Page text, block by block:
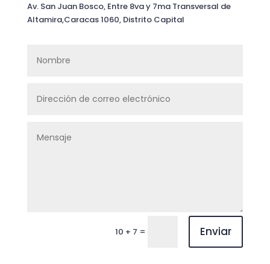
Av. San Juan Bosco, Entre 8va y 7ma Transversal de
Altamira,Caracas 1060, Distrito Capital
10 + 7 = Enviar